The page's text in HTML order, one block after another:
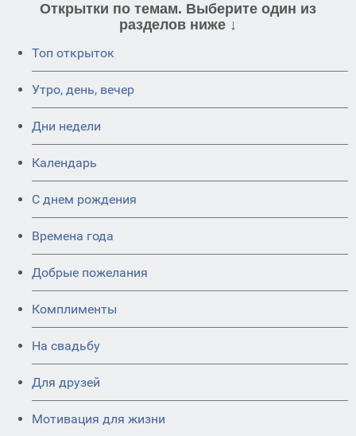
Открытки по темам. Выберите один из
разделов ниже ↓
Топ открыток
Утро, день, вечер
Дни недели
Календарь
C днем рождения
Времена года
Добрые пожелания
Комплименты
На свадьбу
Для друзей
Мотивация для жизни